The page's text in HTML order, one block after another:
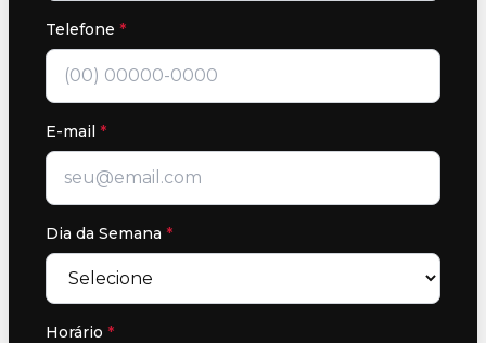
Telefone *
E-mail *
Dia da Semana *
Horário *